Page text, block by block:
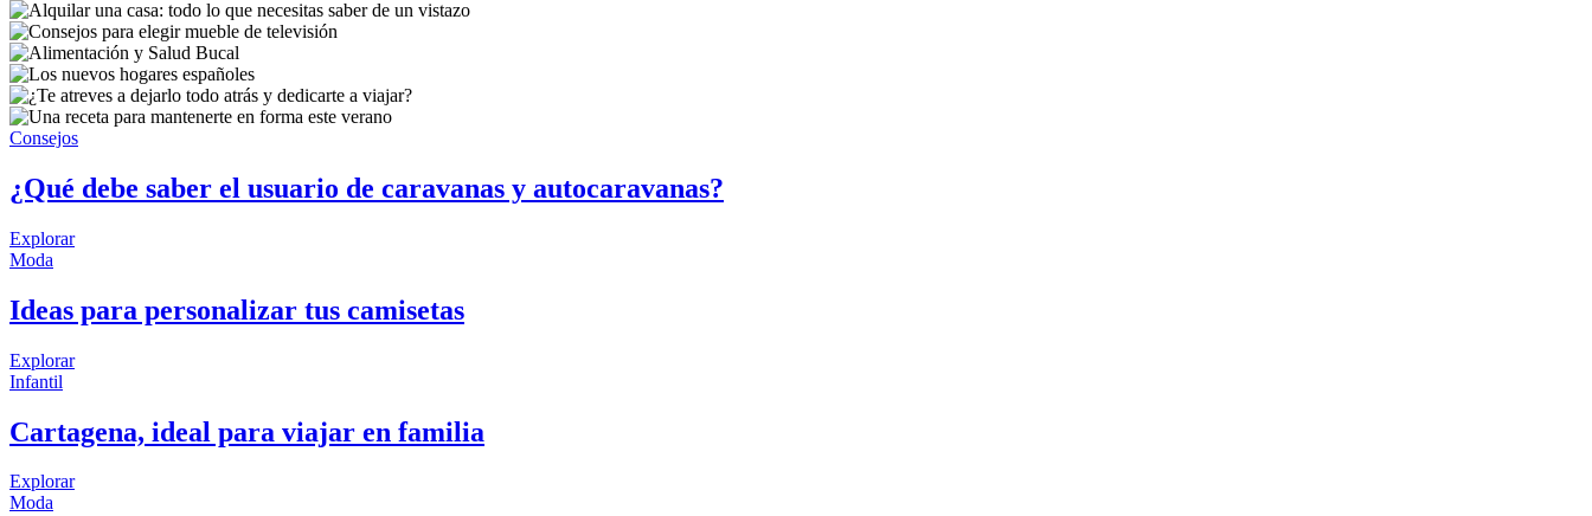
Consejos
¿Qué debe saber el usuario de caravanas y autocaravanas?
Explorar
Moda
Ideas para personalizar tus camisetas
Explorar
Infantil
Cartagena, ideal para viajar en familia
Explorar
Moda